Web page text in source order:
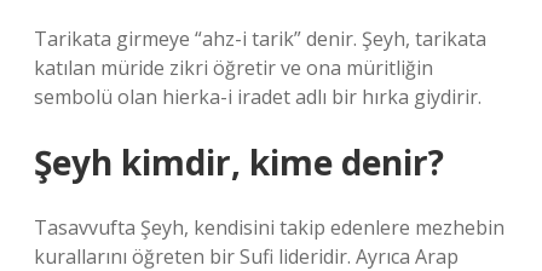
Tarikata girmeye “ahz-i tarik” denir. Şeyh, tarikata
katılan müride zikri öğretir ve ona müritliğin
sembolü olan hierka-i iradet adlı bir hırka giydirir.
Şeyh kimdir, kime denir?
Tasavvufta Şeyh, kendisini takip edenlere mezhebin
kurallarını öğreten bir Sufi lideridir. Ayrıca Arap